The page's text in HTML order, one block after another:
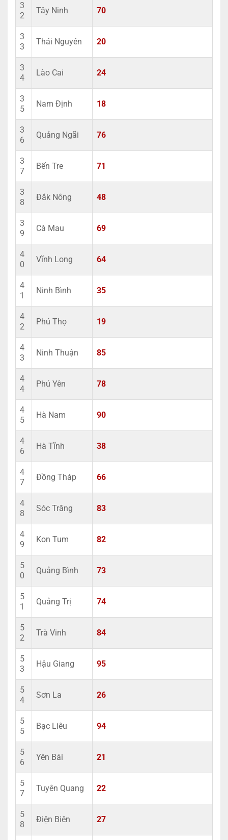
3
2
Tây Ninh 70
3
3
Thái Nguyên 20
3
4
Lào Cai 24
3
5
Nam Định 18
3
6
Quảng Ngãi 76
3
7
Bến Tre 71
3
8
Đắk Nông 48
3
9
Cà Mau 69
4
0
Vĩnh Long 64
4
1
Ninh Bình 35
4
2
Phú Thọ 19
4
3
Ninh Thuận 85
4
4
Phú Yên 78
4
5
Hà Nam 90
4
6
Hà Tĩnh 38
4
7
Đồng Tháp 66
4
8
Sóc Trăng 83
4
9
Kon Tum 82
5
0
Quảng Bình 73
5
1
Quảng Trị 74
5
2
Trà Vinh 84
5
3
Hậu Giang 95
5
4
Sơn La 26
5
5
Bạc Liêu 94
5
6
Yên Bái 21
5
7
Tuyên Quang 22
5
8
Điện Biên 27